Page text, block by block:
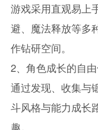
游戏采用直观易上
避、魔法释放等多
作钻研空间。
2、角色成长的自
通过发现、收集与
斗风格与能力成长
趣。